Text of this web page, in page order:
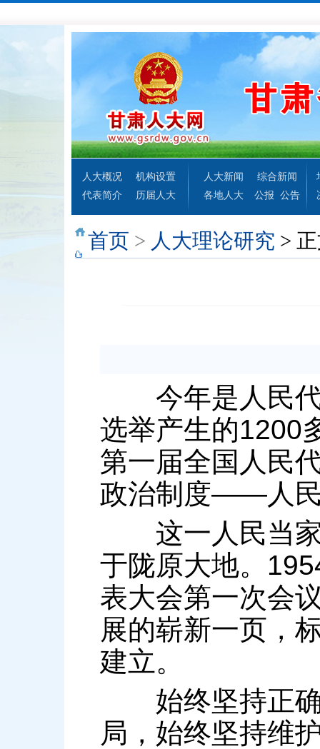
人大概况
机构设置
代表简介
历届人大
人大新闻
综合新闻
各地人大
公报 公告
首页 > 人大理论研究 >
今年是人民代
选举产生的1200
第一届全国人民
政治制度——人民
这一人民当家
于陇原大地。
表大会第一次会
展的崭新一页，
建立。
始终坚持正确
局，始终坚持维